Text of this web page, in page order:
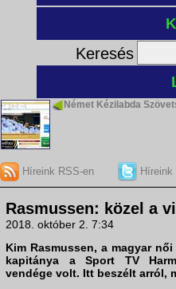
Keresés
Német Kézilabda
Híreink RSS-en Híreink
Rasmussen: közel a
2018. október 2. 7:34
Kim Rasmussen, a magyar
kapitánya a Sport TV
vendége volt. Itt beszélt arról,